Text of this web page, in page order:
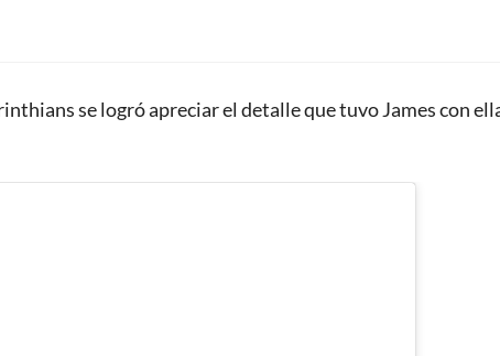
se logró apreciar el detalle que tuvo James con